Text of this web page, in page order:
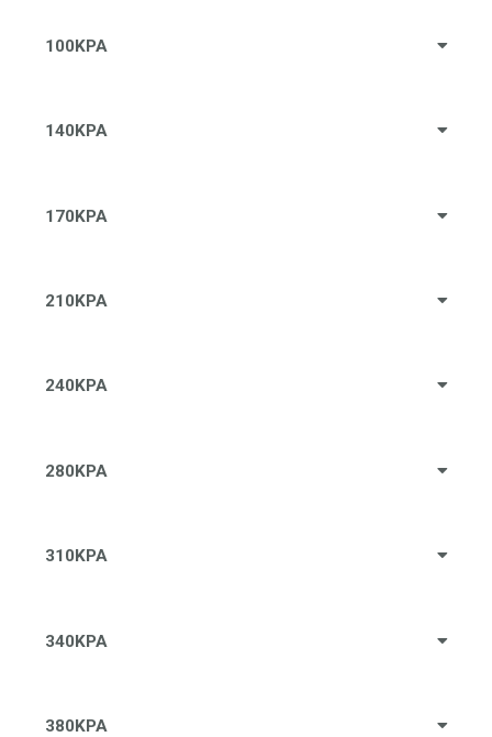
100KPA
140KPA
170KPA
210KPA
240KPA
280KPA
310KPA
340KPA
380KPA